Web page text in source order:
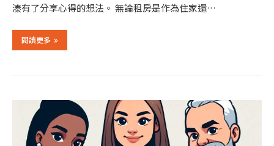
溱有了分享心得的想法。 無論租房是作為住家還…
閱讀更多